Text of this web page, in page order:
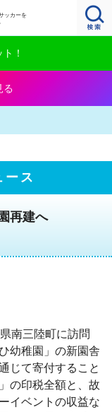
ッカーを
！
る
ース
再建へ
南三陸町に訪問
幼稚園」の新園舎
じて寄付すること
の印税全額と、故
イベントの収益な